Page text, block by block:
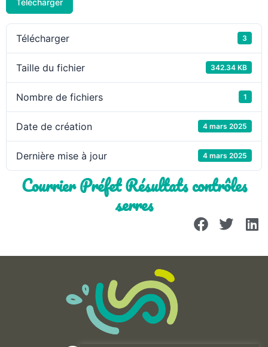
Télécharger 3
Taille du fichier 342.34 KB
Nombre de fichiers 1
Date de création 4 mars 2025
Dernière mise à jour 4 mars 2025
Courrier Préfet Résultats contrôles
serres